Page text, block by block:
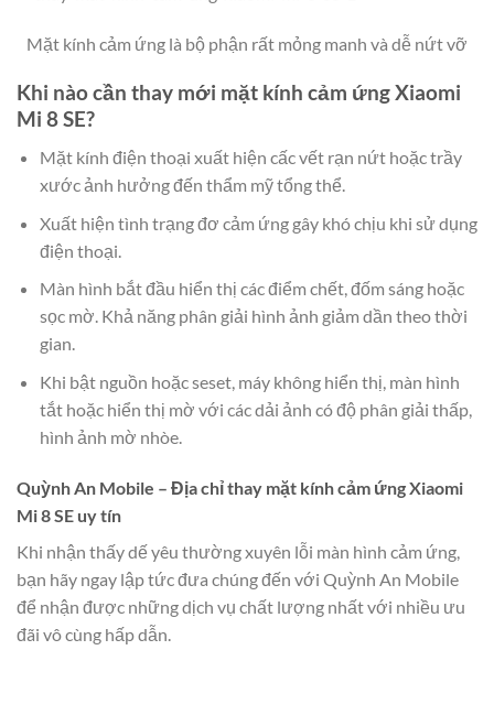
Mặt kính cảm ứng là bộ phận rất mỏng manh và dễ nứt vỡ
Khi nào cần thay mới mặt kính cảm ứng Xiaomi
Mi 8 SE?
Mặt kính điện thoại xuất hiện cấc vết rạn nứt hoặc trầy
xước ảnh hưởng đến thẩm mỹ tổng thể.
Xuất hiện tình trạng đơ cảm ứng gây khó chịu khi sử dụng
điện thoại.
Màn hình bắt đầu hiển thị các điểm chết, đốm sáng hoặc
sọc mờ. Khả năng phân giải hình ảnh giảm dần theo thời
gian.
Khi bật nguồn hoặc seset, máy không hiển thị, màn hình
tắt hoặc hiển thị mờ với các dải ảnh có độ phân giải thấp,
hình ảnh mờ nhòe.
Quỳnh An Mobile – Địa chỉ thay mặt kính cảm ứng Xiaomi
Mi 8 SE uy tín
Khi nhận thấy dế yêu thường xuyên lỗi màn hình cảm ứng,
bạn hãy ngay lập tức đưa chúng đến với Quỳnh An Mobile
để nhận được những dịch vụ chất lượng nhất với nhiều ưu
đãi vô cùng hấp dẫn.